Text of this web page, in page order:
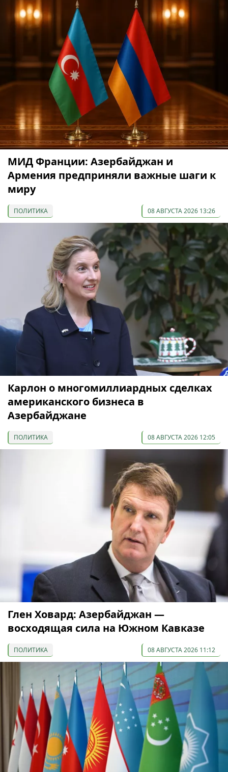
МИД Франции: Азербайджан и
Армения предприняли важные шаги к
миру
ПОЛИТИКА 08 АВГУСТА 2026 13:26
Карлон о многомиллиардных сделках
американского бизнеса в
Азербайджане
ПОЛИТИКА 08 АВГУСТА 2026 12:05
Глен Ховард: Азербайджан —
восходящая сила на Южном Кавказе
ПОЛИТИКА 08 АВГУСТА 2026 11:12